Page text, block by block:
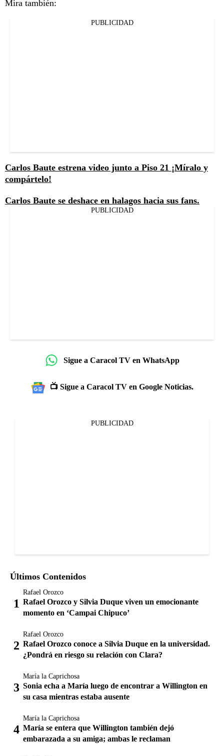
Mira también:
PUBLICIDAD
Carlos Baute estrena video junto a Piso 21 ¡Míralo y
compártelo!
Carlos Baute se deshace en halagos hacia sus fans.
PUBLICIDAD
Sigue a Caracol TV en WhatsApp
📺 Sigue a Caracol TV en Google Noticias.
PUBLICIDAD
Últimos Contenidos
Rafael Orozco
Rafael Orozco y Silvia Duque viven un emocionante
momento en ‘Campai Chipuco’
Rafael Orozco
Rafael Orozco conoce a Silvia Duque en la universidad.
¿Pondrá en riesgo su relación con Clara?
María la Caprichosa
Sonia echa a María luego de encontrar a Willington en
su casa mientras estaba ausente
María la Caprichosa
María se entera que Willington también dejó
embarazada a su amiga; ambas le reclaman